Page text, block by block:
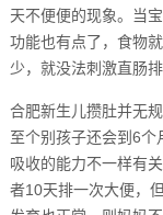
天不便便的现象。当
功能也有点了，食物
少，就没法刺激直肠
合肥新生儿攒肚并无
至个别孩子还会到6个
吸收的能力不一样有
者10天排一次大便，